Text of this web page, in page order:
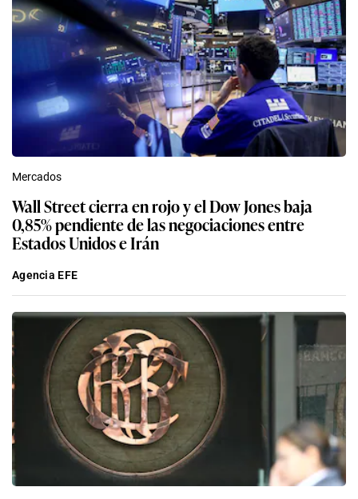
Mercados
Wall Street cierra en rojo y el Dow Jones baja
0,85% pendiente de las negociaciones entre
Estados Unidos e Irán
Agencia EFE